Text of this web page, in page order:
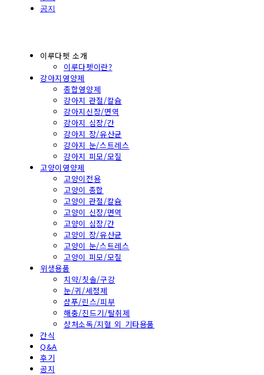
공지
이루다펫 소개
이루다펫이란?
강아지영양제
종합영양제
강아지 관절/칼슘
강아지신장/면역
강아지 심장/간
강아지 장/유산균
강아지 눈/스트레스
강아지 피모/모질
고양이영양제
고양이전용
고양이 종합
고양이 관절/칼슘
고양이 신장/면역
고양이 심장/간
고양이 장/유산균
고양이 눈/스트레스
고양이 피모/모질
위생용품
치약/칫솔/구강
눈/귀/세정제
샴푸/린스/피부
해충/진드기/탈취제
상처소독/지혈 외 기타용품
간식
Q&A
후기
공지